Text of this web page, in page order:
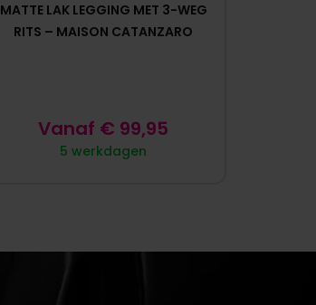
MATTE LAK LEGGING MET 3-WEG
RITS – MAISON CATANZARO
5 werkdagen
Vanaf € 99,95